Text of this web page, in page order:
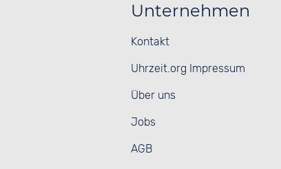
Unternehmen
Kontakt
Uhrzeit.org Impressum
Über uns
Jobs
AGB